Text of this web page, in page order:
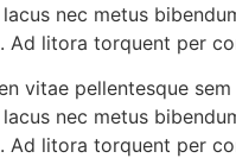
nec metus
litora torquent per
vitae pellentesque
nec metus
litora torquent per